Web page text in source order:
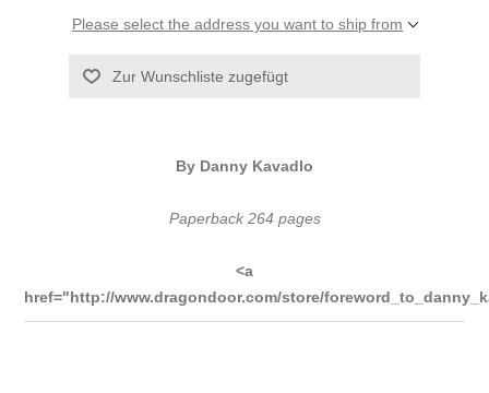
Please select the address you want to ship from
By Danny Kavadlo
Paperback 264 pages
<a
href="http://www.dragondoor.com/store/